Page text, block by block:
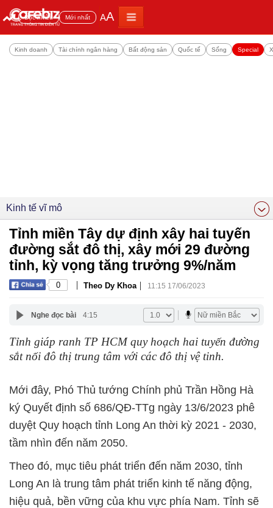
Đọc nhiều Mới nhất AA
Kinh doanh Tài chính ngân hàng Bất động sản Quốc tế Sống Special
Kinh tế vĩ mô
Tỉnh miền Tây dự định xây hai tuyến
đường sắt đô thị, xây mới 29 đường
tỉnh, kỳ vọng tăng trưởng 9%/năm
0 | Theo Dy Khoa | 11:15 17/06/2023
Nghe đọc bài 4:15
Tỉnh giáp ranh TP HCM quy hoạch hai tuyến đường
sắt nối đô thị trung tâm với các đô thị vệ tinh.
Mới đây, Phó Thủ tướng Chính phủ Trần Hồng Hà
ký Quyết định số 686/QĐ-TTg ngày 13/6/2023 phê
duyệt Quy hoạch tỉnh Long An thời kỳ 2021 - 2030,
tầm nhìn đến năm 2050.
Theo đó, mục tiêu phát triển đến năm 2030, tỉnh
Long An là trung tâm phát triển kinh tế năng động,
hiệu quả, bền vững của khu vực phía Nam. Tỉnh sẽ